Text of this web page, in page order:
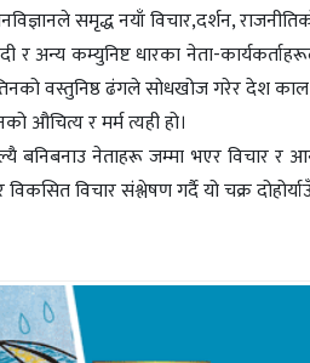
समृद्ध नयाँ विचार,दर्शन,
र अन्य कम्युनिष्ट धारका नेता-
वस्तुनिष्ठ ढंगले सोधखोज गरेर देश
औचित्य र मर्म त्यही हो।
बनिबनाउ नेताहरू जम्मा भएर विचार र
विचार संश्लेषण गर्दै यो चक्र